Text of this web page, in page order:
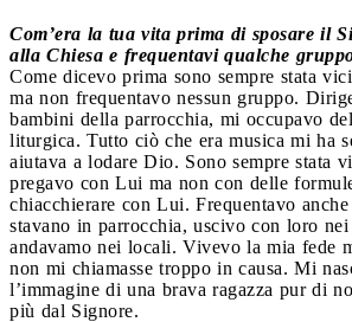
Com’era la tua vita prima di sposare il
alla Chiesa e frequentavi qualche
Come dicevo prima sono sempre stata
ma non frequentavo nessun gruppo.
bambini della parrocchia, mi occupavo
liturgica. Tutto ciò che era musica mi ha
aiutava a lodare Dio. Sono sempre stata
pregavo con Lui ma non con delle
chiacchierare con Lui. Frequentavo
stavano in parrocchia, uscivo con loro
andavamo nei locali. Vivevo la mia fede
non mi chiamasse troppo in causa. Mi
l’immagine di una brava ragazza pur di
più dal Signore.